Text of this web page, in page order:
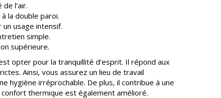
l’air.
la double paroi.
usage intensif.
simple.
supérieure.
opter pour la tranquillité d’esprit. Il répond aux
Ainsi, vous assurez un lieu de travail
hygiène irréprochable. De plus, il contribue à une
thermique est également amélioré.